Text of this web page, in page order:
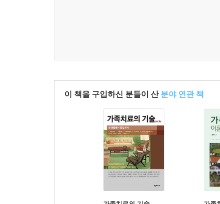
8. ‘노력 칭찬법’: 아이의 성장을 키우는 힘
제9장 자녀의 성격을 이해하고 지도하기
1. 자녀의 성격은 어떻게 형성되는가
2. 우리 아이, 왜 이렇게 다른가
3. MBTI 성격유형, 선호 경향에 따른 자녀 특징과
4. 우리 아이 성격에 딱 맞는 학습법
이 책을 구입하신 분들이 산 분야 연관 책